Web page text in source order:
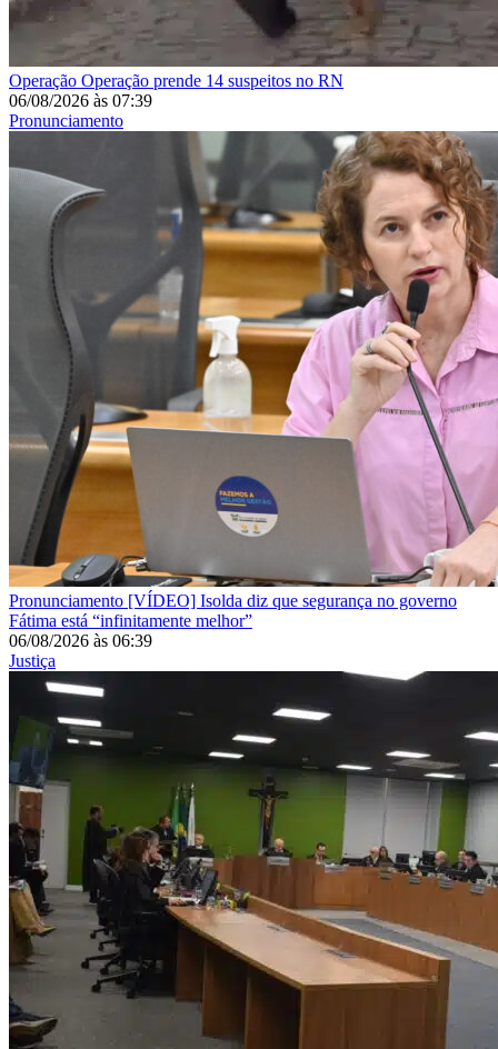
Operação Operação prende 14 suspeitos no RN
06/08/2026 às 07:39
Pronunciamento
Pronunciamento [VÍDEO] Isolda diz que segurança no governo
Fátima está “infinitamente melhor”
06/08/2026 às 06:39
Justiça